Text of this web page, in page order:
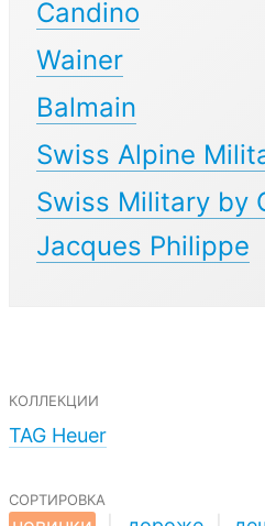
Candino
Wainer
Balmain
Swiss Alpine
Swiss Military by
Jacques Philippe
коллекции
TAG Heuer
сортировка